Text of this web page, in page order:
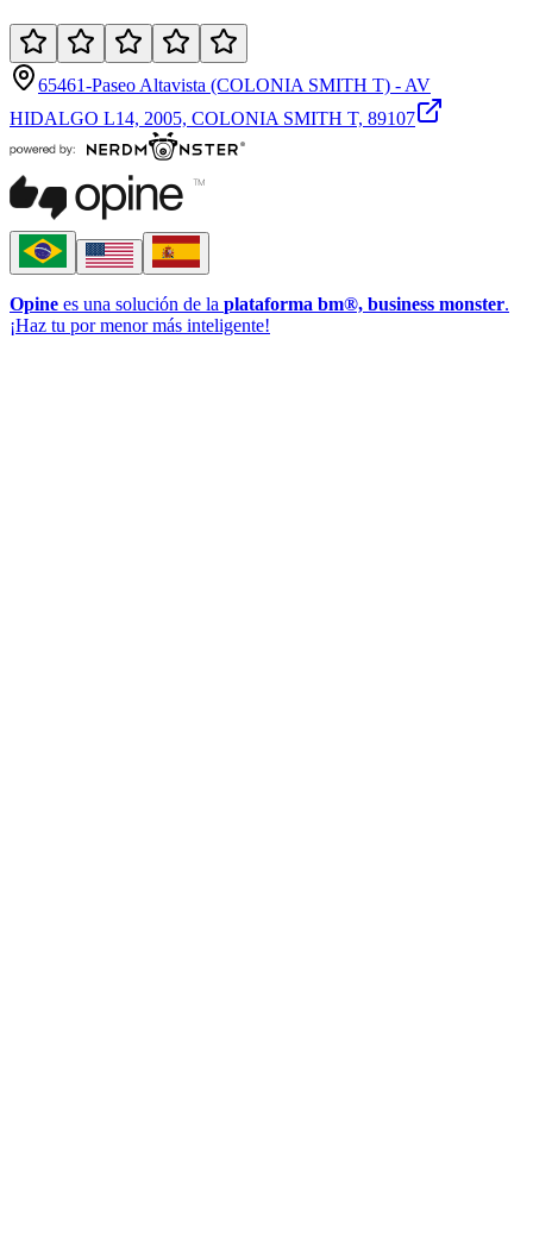
65461-Paseo Altavista (COLONIA SMITH T) - AV
HIDALGO L14, 2005, COLONIA SMITH T, 89107
Opine es una solución de la plataforma bm®, business monster.
¡Haz tu por menor más inteligente!